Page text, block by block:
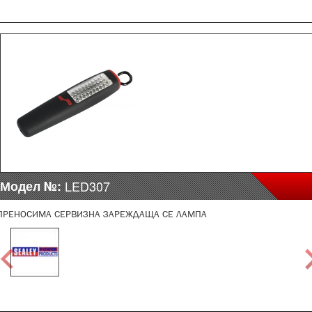
Модел №:LED307
СЕРВИЗНА ЗАРЕЖДАЩА СЕ ЛАМПА